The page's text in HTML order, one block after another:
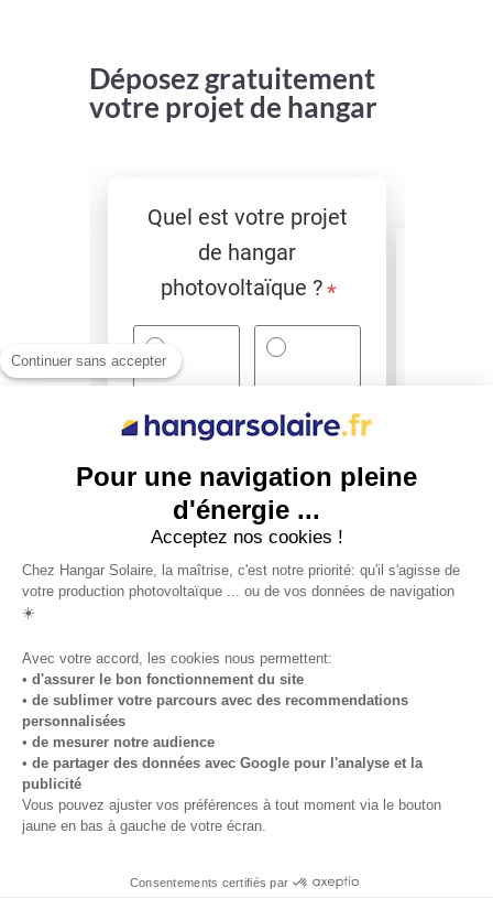
Continuer sans accepter
Pour une navigation pleine
d'énergie ...
Acceptez nos cookies !
Chez Hangar Solaire, la maîtrise, c'est notre priorité: qu'il s'agisse de
votre production photovoltaïque ... ou de vos données de navigation
☀️
Avec votre accord, les cookies nous permettent:
• d'assurer le bon fonctionnement du site
• de sublimer votre parcours avec des recommendations
personnalisées
• de mesurer notre audience
• de partager des données avec Google pour l'analyse et la
publicité
Vous pouvez ajuster vos préférences à tout moment via le bouton
jaune en bas à gauche de votre écran.
Consentements certifiés par
Déposez gratuitement
votre projet de hangar